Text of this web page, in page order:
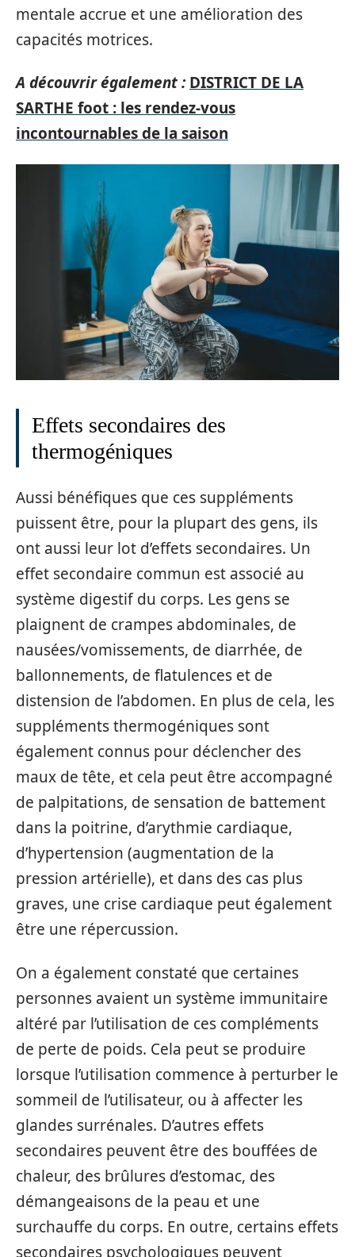
mentale accrue et une amélioration des
capacités motrices.
A découvrir également : DISTRICT DE LA
SARTHE foot : les rendez-vous
incontournables de la saison
Effets secondaires des
thermogéniques
Aussi bénéfiques que ces suppléments
puissent être, pour la plupart des gens, ils
ont aussi leur lot d’effets secondaires. Un
effet secondaire commun est associé au
système digestif du corps. Les gens se
plaignent de crampes abdominales, de
nausées/vomissements, de diarrhée, de
ballonnements, de flatulences et de
distension de l’abdomen. En plus de cela, les
suppléments thermogéniques sont
également connus pour déclencher des
maux de tête, et cela peut être accompagné
de palpitations, de sensation de battement
dans la poitrine, d’arythmie cardiaque,
d’hypertension (augmentation de la
pression artérielle), et dans des cas plus
graves, une crise cardiaque peut également
être une répercussion.
On a également constaté que certaines
personnes avaient un système immunitaire
altéré par l’utilisation de ces compléments
de perte de poids. Cela peut se produire
lorsque l’utilisation commence à perturber le
sommeil de l’utilisateur, ou à affecter les
glandes surrénales. D’autres effets
secondaires peuvent être des bouffées de
chaleur, des brûlures d’estomac, des
démangeaisons de la peau et une
surchauffe du corps. En outre, certains effets
secondaires psychologiques peuvent